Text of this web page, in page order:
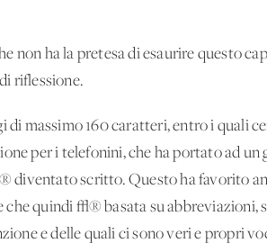
non ha la pretesa di esaurire questo
riflessione.
di massimo 160 caratteri, entro i quali
per i telefonini, che ha portato ad
diventato scritto. Questo ha favorito
quindi √® basata su abbreviazioni,
e delle quali ci sono veri e propri